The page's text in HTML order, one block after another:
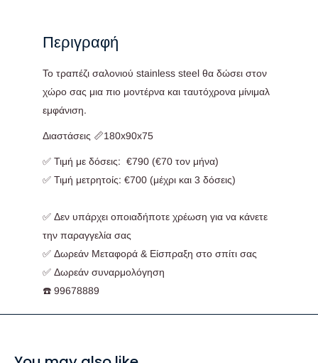
Περιγραφή
Το τραπέζι σαλονιού stainless steel θα δώσει στον
χώρο σας μια πιο μοντέρνα και ταυτόχρονα μίνιμαλ
εμφάνιση.
Διαστάσεις 📏180x90x75
✅ Τιμή με δόσεις: €790 (€70 τον μήνα)
✅ Τιμή μετρητοίς: €700 (μέχρι και 3 δόσεις)
✅ Δεν υπάρχει οποιαδήποτε χρέωση για να κάνετε
την παραγγελία σας
✅ Δωρεάν Μεταφορά & Είσπραξη στο σπίτι σας
✅ Δωρεάν συναρμολόγηση
☎️ 99678889